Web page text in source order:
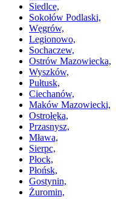
Siedlce,
Sokołów Podlaski,
Węgrów,
Legionowo,
Sochaczew,
Ostrów Mazowiecka,
Wyszków,
Pułtusk,
Ciechanów,
Maków Mazowiecki,
Ostrołęka,
Przasnysz,
Mława,
Sierpc,
Płock,
Płońsk,
Gostynin,
Żuromin,